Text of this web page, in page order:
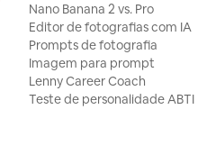
Nano Banana 2 vs. Pro
Editor de fotografias com IA
Prompts de fotografia
Imagem para prompt
Lenny Career Coach
Teste de personalidade ABTI